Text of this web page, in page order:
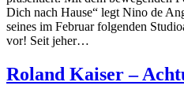
Dich nach Hause“ legt Nino de
seines im Februar folgenden
vor! Seit jeher…
Roland Kaiser –